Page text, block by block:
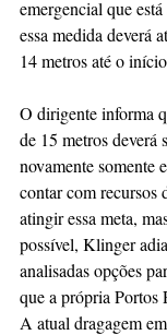
emergencial que
essa medida deverá
14 metros até o
O dirigente informa
de 15 metros deverá
novamente somente
contar com recursos
atingir essa meta,
possível, Klinger
analisadas opções
que a própria Portos
A atual dragagem